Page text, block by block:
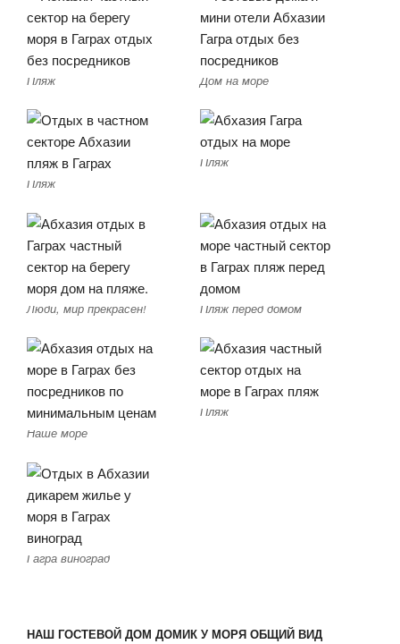
Пляж Дом на море
Пляж
Пляж
Люди, мир прекрасен! Пляж перед домом
Наше море
Пляж
Гагра виноград
НАШ ГОСТЕВОЙ ДОМ ДОМИК У МОРЯ ОБЩИЙ ВИД